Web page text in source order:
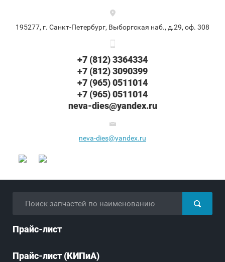
195277, г. Санкт-Петербург, Выборгская наб., д.29, оф. 308
+7 (812) 3364334
+7 (812) 3090399
+7 (965) 0511014
+7 (965) 0511014
neva-dies@yandex.ru
neva-dies@yandex.ru
Прайс-лист
Прайс-лист (КИПиА)